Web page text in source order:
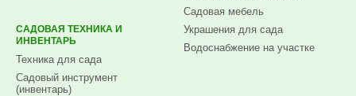
САДОВАЯ ТЕХНИКА И
ИНВЕНТАРЬ
Техника для сада
Садовый инструмент
(инвентарь)
Садовая мебель
Украшения для сада
Водоснабжение на участке